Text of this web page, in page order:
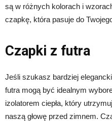
są w różnych kolorach i
czapkę, która pasuje do
Czapki z futra
Jeśli szukasz bardziej
futra mogą być idealnym
izolatorem ciepła, który
naszą głowę przed zimnem.